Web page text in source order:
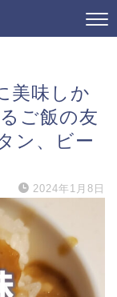
美味しか
ご飯の友
ン、ビー
2024年1月8日